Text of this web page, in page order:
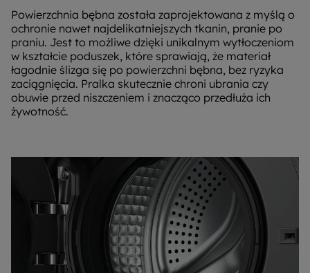
Powierzchnia bębna została zaprojektowana z myślą o
ochronie nawet najdelikatniejszych tkanin, pranie po
praniu. Jest to możliwe dzięki unikalnym wytłoczeniom
w kształcie poduszek, które sprawiają, że materiał
łagodnie ślizga się po powierzchni bębna, bez ryzyka
zaciągnięcia. Pralka skutecznie chroni ubrania czy
obuwie przed niszczeniem i znacząco przedłuża ich
żywotność.